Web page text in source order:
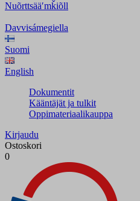
Nuõrttsääʹmǩiõll
Davvisámegiella
Suomi
English
Dokumentit
Kääntäjät ja tulkit
Oppimateriaalikauppa
Kirjaudu
Ostoskori
0